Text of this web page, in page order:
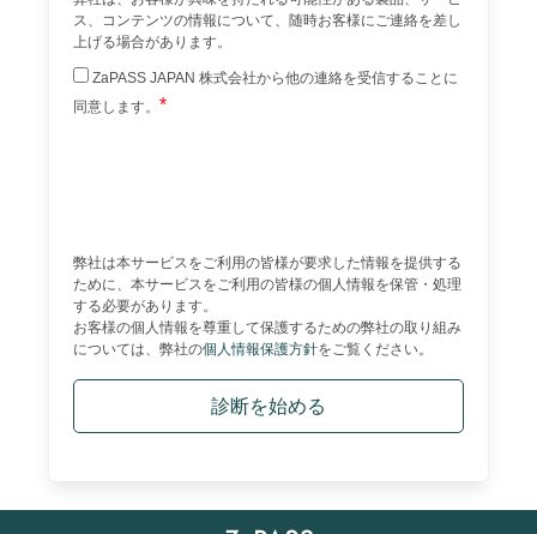
ス、コンテンツの情報について、随時お客様にご連絡を差し
上げる場合があります。
ZaPASS JAPAN 株式会社から他の連絡を受信することに
同意します。 *
弊社は本サービスをご利用の皆様が要求した情報を提供する
ために、本サービスをご利用の皆様の個人情報を保管・処理
する必要があります。
お客様の個人情報を尊重して保護するための弊社の取り組み
については、弊社の個人情報保護方針をご覧ください。